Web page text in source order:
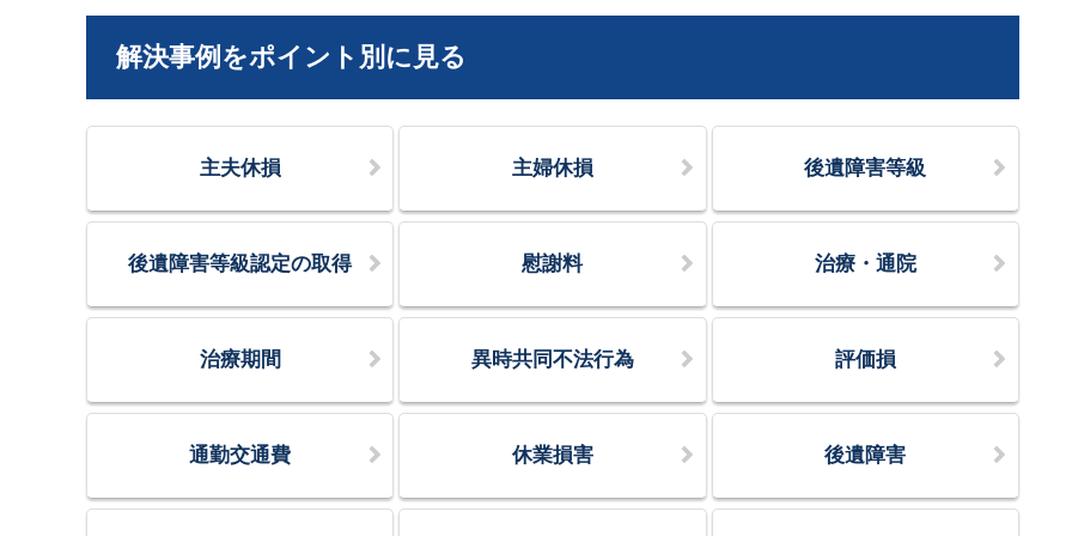
解決事例をポイント別に見る
主夫休損 主婦休損 後遺障害等級
後遺障害等級認定の取得 慰謝料 治療・通院
治療期間 異時共同不法行為 評価損
通勤交通費 休業損害 後遺障害